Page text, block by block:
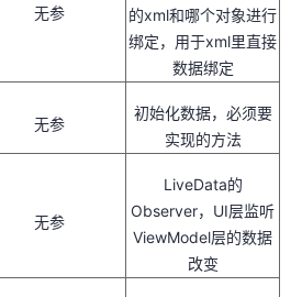
无参
的xml和哪个对象进行
绑定，用于xml里直接
数据绑定
无参
初始化数据，必须要
实现的方法
无参
LiveData的
Observer，UI层监听
ViewModel层的数据
改变